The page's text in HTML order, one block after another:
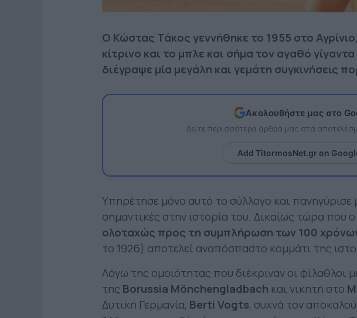
Ο Κώστας Τάκος γεννήθηκε το 1955 στο
κίτρινο και το μπλε και σήμα τον αγαθό
διέγραψε μία μεγάλη και γεμάτη συγκινήσεις
Ακολουθήστε μας στο
Δείτε περισσότερα άρθρα μας στα
Add TitormosNet.gr on
Υπηρέτησε μόνο αυτό το σύλλογο και πανηγύρισε
σημαντικές στην ιστορία του. Δικαίως τώρα που
ολοταχώς προς τη συμπλήρωση των 100
το 1926) αποτελεί αναπόσπαστο κομμάτι της
Λόγω της ομοιότητας που διέκριναν οι φίλαθλοι
της Borussia Mönchengladbach και νικητή στο
Δυτική Γερμανία, Berti Vogts, συχνά τον